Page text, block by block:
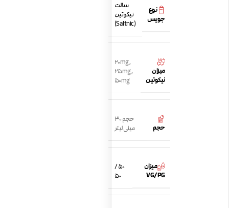
نوع
جویس
سالت
نیکوتین
(Saltnic)
میزان
نیکوتین
20mg,
25mg,
50mg
حجم
حجم 30
میلی لیتر
میزان
VG/PG
50 /
50